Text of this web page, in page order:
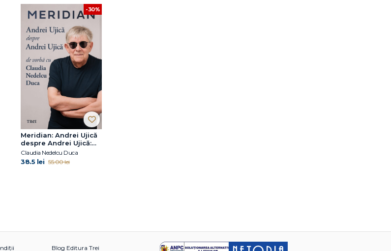
-30%
Meridian: Andrei Ujică
despre Andrei Ujică:
De vorbă cu Claudia
Nedelcu Duca
Claudia Nedelcu Duca
38.5 lei 55.00 lei
Blog Editura Trei